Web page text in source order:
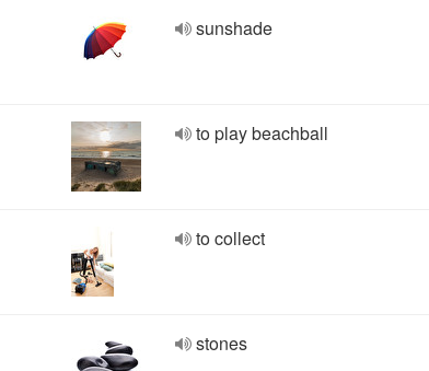
sunshade
to play beachball
to collect
stones